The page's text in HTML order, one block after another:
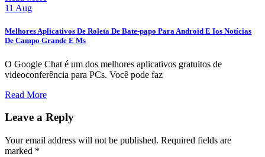
11 Aug
Melhores Aplicativos De Roleta De Bate-papo Para Android E Ios Notícias
De Campo Grande E Ms
O Google Chat é um dos melhores aplicativos gratuitos de
videoconferência para PCs. Você pode faz
Read More
Leave a Reply
Your email address will not be published. Required fields are
marked *